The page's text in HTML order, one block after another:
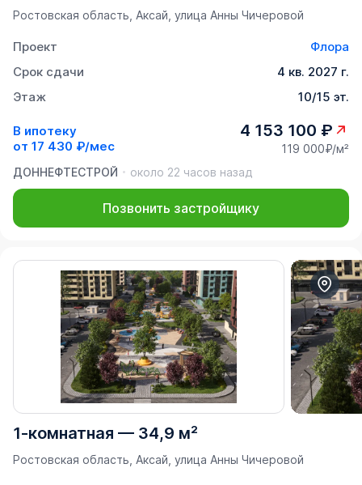
Ростовская область, Аксай, улица Анны Чичеровой
Проект
Флора
Срок сдачи
4 кв. 2027 г.
Этаж
10/15 эт.
В ипотеку
от 17 430 ₽/мес
4 153 100 ₽
119 000₽/м²
ДОННЕФТЕСТРОЙ
около 22 часов назад
Позвонить застройщику
1-комнатная — 34,9 м²
Ростовская область, Аксай, улица Анны Чичеровой